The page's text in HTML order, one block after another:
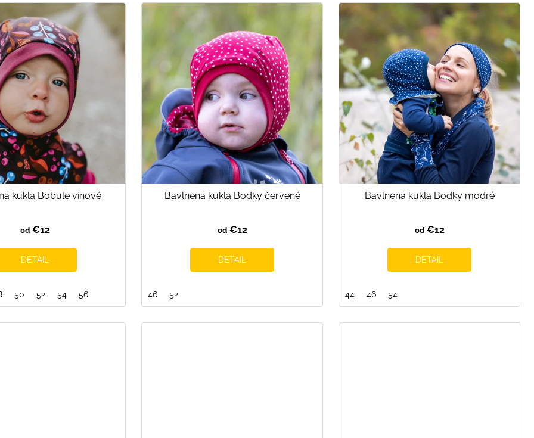
kukla Bobule vínové
od€12
DETAIL
50 52 54 56
Bavlnená kukla Bodky červené
od€12
DETAIL
46 52
Bavlnená kukla Bodky modré
od€12
DETAIL
44 46 54